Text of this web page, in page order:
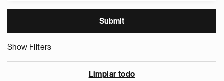
Show Filters
Limpiar todo